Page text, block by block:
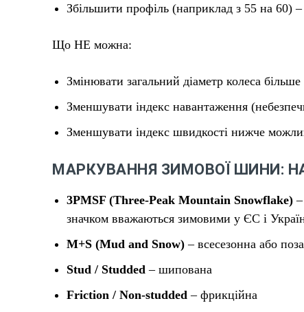
Збільшити профіль (наприклад з 55 на 60)
Що НЕ можна:
Змінювати загальний діаметр колеса
Зменшувати індекс навантаження
Зменшувати індекс швидкості нижче
МАРКУВАННЯ ЗИМОВОЇ ШИНИ:
3PMSF (Three-Peak Mountain Snowflake)
значком вважаються зимовими у ЄС і
M+S (Mud and Snow) – всесезонна або
Stud / Studded – шипована
Friction / Non-studded – фрикційна